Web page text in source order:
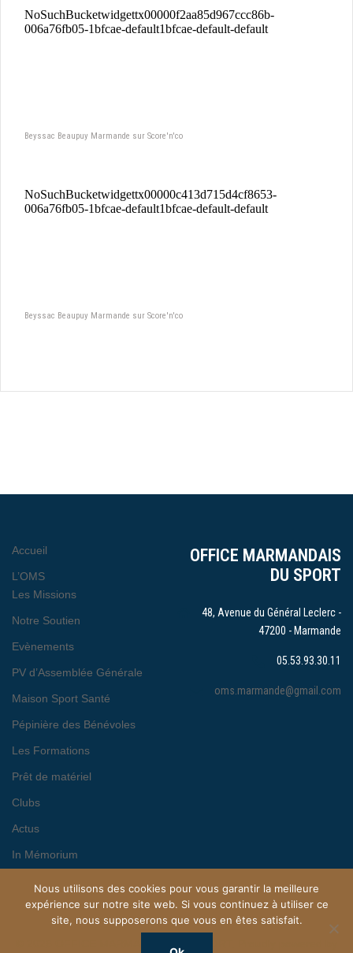
Beyssac Beaupuy Marmande sur Score'n'co
Beyssac Beaupuy Marmande sur Score'n'co
OFFICE MARMANDAIS
DU SPORT
48, Avenue du Général Leclerc -
47200 - Marmande
05.53.93.30.11
oms.marmande@gmail.com
Accueil
L’OMS
Les Missions
Notre Soutien
Evènements
PV d’Assemblée Générale
Maison Sport Santé
Pépinière des Bénévoles
Les Formations
Prêt de matériel
Clubs
Actus
In Mémorium
Nous utilisons des cookies pour vous garantir la meilleure
expérience sur notre site web. Si vous continuez à utiliser ce
site, nous supposerons que vous en êtes satisfait.